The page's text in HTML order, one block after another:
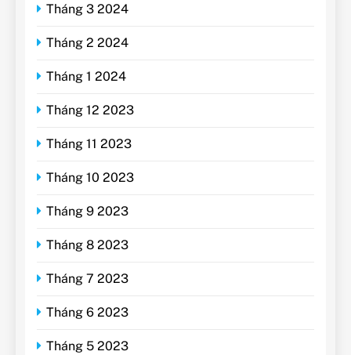
Tháng 3 2024
Tháng 2 2024
Tháng 1 2024
Tháng 12 2023
Tháng 11 2023
Tháng 10 2023
Tháng 9 2023
Tháng 8 2023
Tháng 7 2023
Tháng 6 2023
Tháng 5 2023